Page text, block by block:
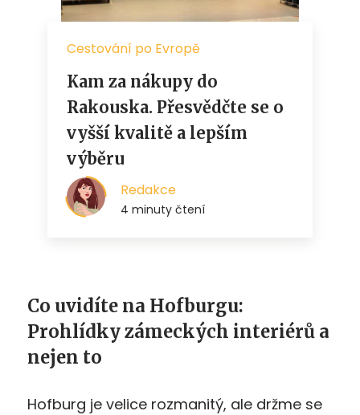
Co uvidíte na Hofburgu:
Prohlídky zámeckých interiérů a
nejen to
Hofburg je velice rozmanitý, ale držme se